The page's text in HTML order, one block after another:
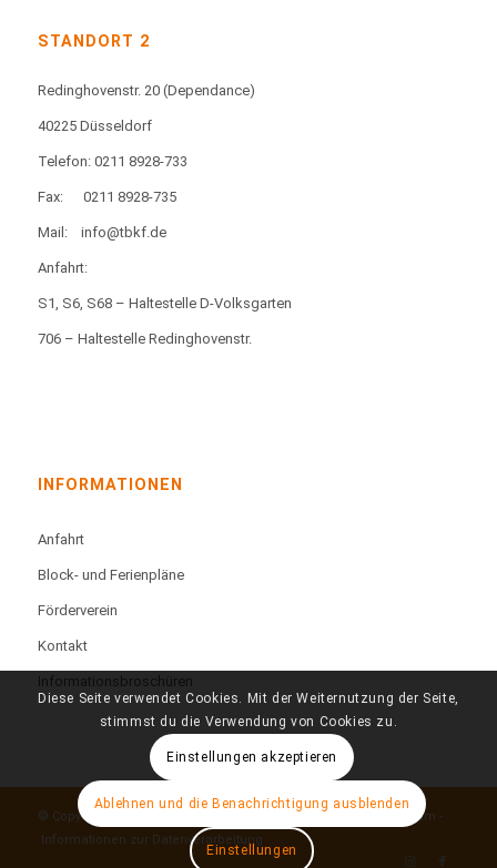
STANDORT 2
Redinghovenstr. 20 (Dependance)
40225 Düsseldorf
Telefon: 0211 8928-733
Fax: 0211 8928-735
Mail: info@tbkf.de
Anfahrt:
S1, S6, S68 – Haltestelle D-Volksgarten
706 – Haltestelle Redinghovenstr.
INFORMATIONEN
Anfahrt
Block- und Ferienpläne
Förderverein
Kontakt
Informationsbroschüren
© Copyright - Technisches Berufskolleg Färberstraße - Impressum -
Informationen zur Datenverarbeitung
Diese Seite verwendet Cookies. Mit der Weiternutzung der Seite,
stimmst du die Verwendung von Cookies zu.
Einstellungen akzeptieren
Ablehnen und die Benachrichtigung ausblenden
Einstellungen